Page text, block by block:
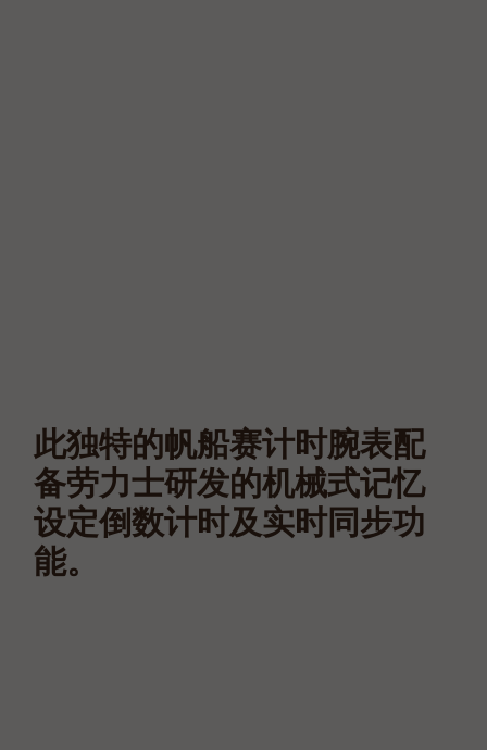
此独特的帆船赛计时腕表配
备劳力士研发的机械式记忆
设定倒数计时及实时同步功
能。